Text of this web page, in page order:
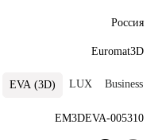
Россия
Euromat3D
EVA (3D) LUX Business
EM3DEVA-005310